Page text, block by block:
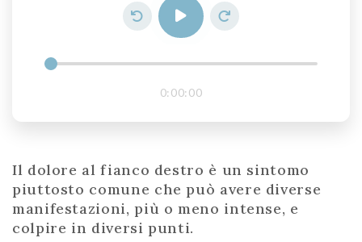
0:00:00
Il dolore al fianco destro è un sintomo
piuttosto comune che può avere diverse
manifestazioni, più o meno intense, e
colpire in diversi punti.